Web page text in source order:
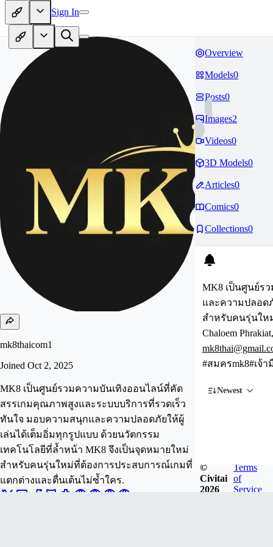
Sign In
mk8thaicom1
Joined Oct 2, 2025
MK8 เป็นศูนย์รวมความบันเทิงออนไลน์ที่คัด
สรรเกมคุณภาพสูงและระบบบริการที่รวดเร็ว
ทันใจ มอบความสนุกและความปลอดภัยให้ผู้
เล่นได้เต็มอิ่มทุกรูปแบบ ด้วยนวัตกรรม
เทคโนโลยีที่ล้ำหน้า MK8 จึงเป็นจุดหมายใหม่
สำหรับคนรุ่นใหม่ที่ต้องการประสบการณ์เกมที่
แตกต่างและตื่นเต้นไม่ซ้ำใคร.
Overview
Models0
Posts0
Images2
Videos0
3D Models0
Articles0
Comics0
Collections0
MK8 เป็นศูนย์ร
และความปลอด
สำหรับคนรุ่นให
Chaloem
#สมครmk8#เจ้
Newest
©
Civitai
2026
Terms
of
Service